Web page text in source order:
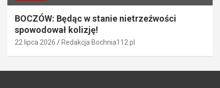
BOCZÓW: Będąc w stanie nietrzeźwości
spowodował kolizję!
22 lipca 2026 Redakcja Bochnia112.pl